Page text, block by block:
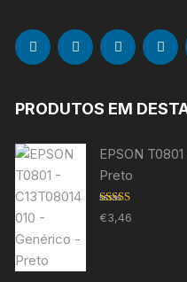
PRODUTOS EM
EPSON
Preto
Avaliação
5.00 de 5
€3,46